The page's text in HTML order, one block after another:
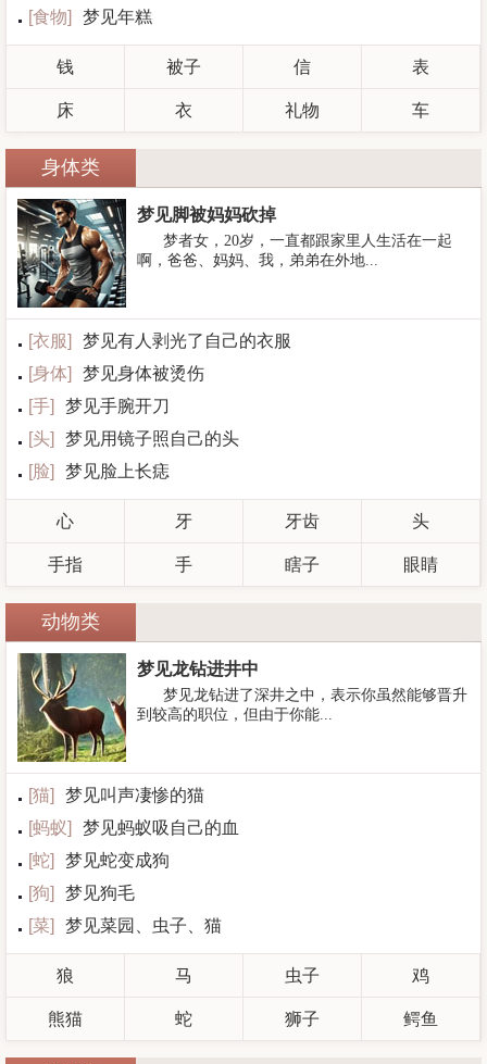
[食物] 梦见年糕
钱 被子 信 表
床 衣 礼物 车
身体类
梦见脚被妈妈砍掉
梦者女，20岁，一直都跟家里人生活在一起
啊，爸爸、妈妈、我，弟弟在外地...
[衣服]
梦见有人剥光了自己的衣服
[身体]
梦见身体被烫伤
[手]
梦见手腕开刀
[头]
梦见用镜子照自己的头
[脸] 梦见脸上长痣
心 牙 牙齿 头
手指 手 瞎子 眼睛
动物类
梦见龙钻进井中
梦见龙钻进了深井之中，表示你虽然能够晋升
到较高的职位，但由于你能...
[猫]
梦见叫声凄惨的猫
[蚂蚁]
梦见蚂蚁吸自己的血
[蛇]
梦见蛇变成狗
[狗]
梦见狗毛
[菜] 梦见菜园、虫子、猫
狼 马 虫子 鸡
熊猫 蛇 狮子 鳄鱼